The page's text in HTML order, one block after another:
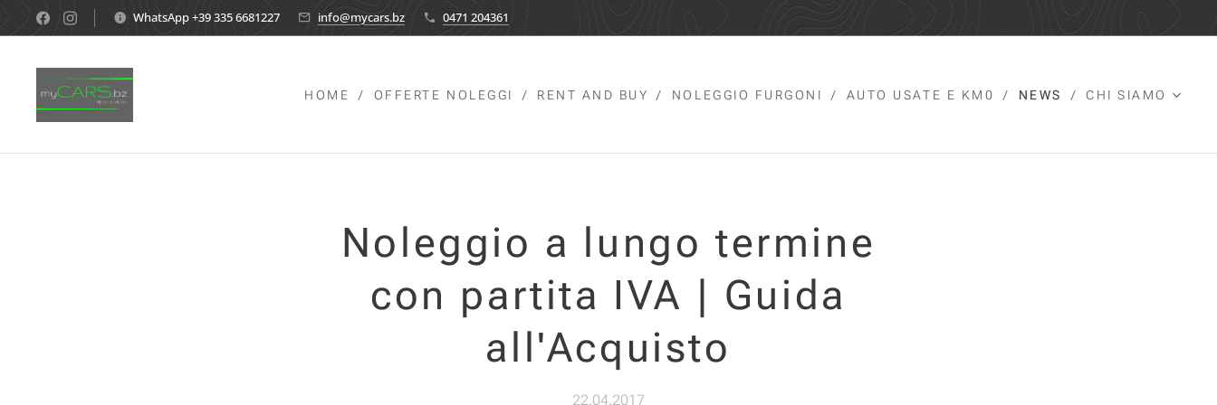
WhatsApp +39 335 6681227 info@mycars.bz 0471 204361
HOME OFFERTE NOLEGGI RENT AND BUY NOLEGGIO FURGONI AUTO USATE E KM0 NEWS CHI SIAMO
Noleggio a lungo termine
con partita IVA | Guida
all'Acquisto
22.04.2017